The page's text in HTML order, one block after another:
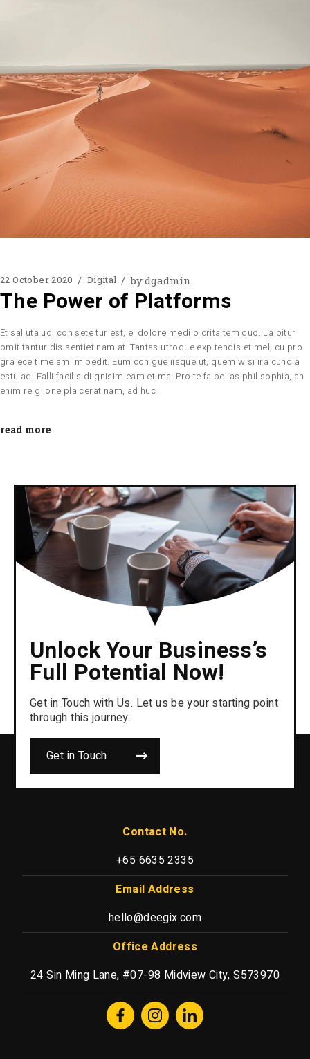
22 October 2020 Digital bydgadmin
The Power of Platforms
Et sal uta udi con sete tur est, ei dolore medi o crita tem quo. La bitur
omit tantur dis sentiet nam at. Tantas utroque exp tendis et mel, cu pro
gra ece time am im pedit. Eum con gue iisque ut, quem wisi ira cundia
estu ad. Falli facilis di gnisim eam etima. Pro te fa bellas phil sophia, an
enim re gi one pla cerat nam, ad huc
read more
Unlock Your Business’s
Full Potential Now!
Get in Touch with Us. Let us be your starting point
through this journey.
Get in Touch
Contact No.
+65 6635 2335
Email Address
hello@deegix.com
Office Address
24 Sin Ming Lane, #07-98 Midview City, S573970